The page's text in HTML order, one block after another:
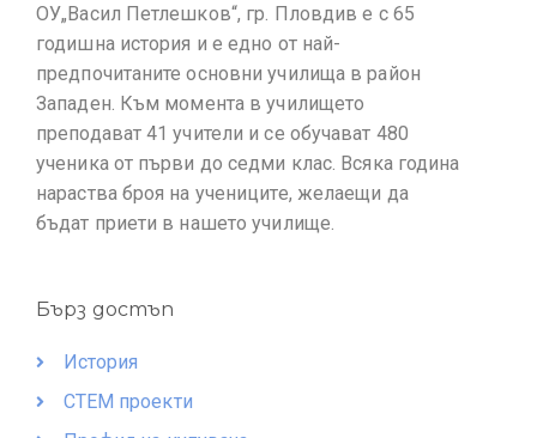
ОУ„Васил Петлешков“, гр. Пловдив е с 65
годишна история и е едно от най-
предпочитаните основни училища в район
Западен. Към момента в училището
преподават 41 учители и се обучават 480
ученика от първи до седми клас. Всяка година
нараства броя на учениците, желаещи да
бъдат приети в нашето училище.
Бърз достъп
История
СТЕМ проекти